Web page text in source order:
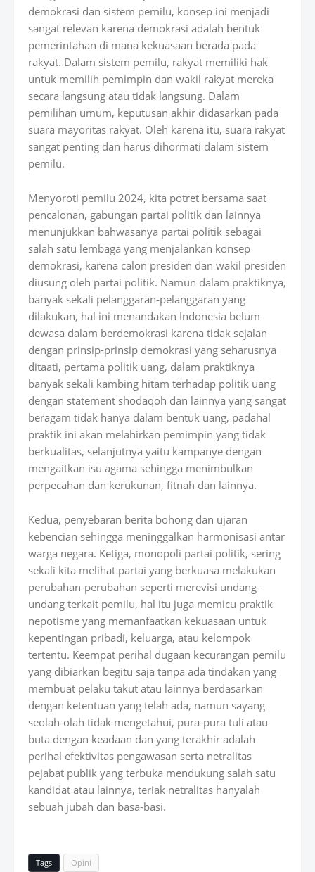
demokrasi dan sistem pemilu, konsep ini menjadi
sangat relevan karena demokrasi adalah bentuk
pemerintahan di mana kekuasaan berada pada
rakyat. Dalam sistem pemilu, rakyat memiliki hak
untuk memilih pemimpin dan wakil rakyat mereka
secara langsung atau tidak langsung. Dalam
pemilihan umum, keputusan akhir didasarkan pada
suara mayoritas rakyat. Oleh karena itu, suara rakyat
sangat penting dan harus dihormati dalam sistem
pemilu.
Menyoroti pemilu 2024, kita potret bersama saat
pencalonan, gabungan partai politik dan lainnya
menunjukkan bahwasanya partai politik sebagai
salah satu lembaga yang menjalankan konsep
demokrasi, karena calon presiden dan wakil presiden
diusung oleh partai politik. Namun dalam praktiknya,
banyak sekali pelanggaran-pelanggaran yang
dilakukan, hal ini menandakan Indonesia belum
dewasa dalam berdemokrasi karena tidak sejalan
dengan prinsip-prinsip demokrasi yang seharusnya
ditaati, pertama politik uang, dalam praktiknya
banyak sekali kambing hitam terhadap politik uang
dengan statement shodaqoh dan lainnya yang sangat
beragam tidak hanya dalam bentuk uang, padahal
praktik ini akan melahirkan pemimpin yang tidak
berkualitas, selanjutnya yaitu kampanye dengan
mengaitkan isu agama sehingga menimbulkan
perpecahan dan kerukunan, fitnah dan lainnya.
Kedua, penyebaran berita bohong dan ujaran
kebencian sehingga meninggalkan harmonisasi antar
warga negara. Ketiga, monopoli partai politik, sering
sekali kita melihat partai yang berkuasa melakukan
perubahan-perubahan seperti merevisi undang-
undang terkait pemilu, hal itu juga memicu praktik
nepotisme yang memanfaatkan kekuasaan untuk
kepentingan pribadi, keluarga, atau kelompok
tertentu. Keempat perihal dugaan kecurangan pemilu
yang dibiarkan begitu saja tanpa ada tindakan yang
membuat pelaku takut atau lainnya berdasarkan
dengan ketentuan yang telah ada, namun sayang
seolah-olah tidak mengetahui, pura-pura tuli atau
buta dengan keadaan dan yang terakhir adalah
perihal efektivitas pengawasan serta netralitas
pejabat publik yang terbuka mendukung salah satu
kandidat atau lainnya, teriak netralitas hanyalah
sebuah jubah dan basa-basi.
Tags Opini